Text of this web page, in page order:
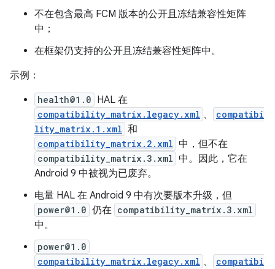
不在包含最高 FCM 版本的公开且冻结兼容性矩阵
中；
在框架仍支持的公开且冻结兼容性矩阵中。
示例：
health@1.0 HAL 在
compatibility_matrix.legacy.xml 、
compatibi
lity_matrix.1.xml 和
compatibility_matrix.2.xml 中，但不在
compatibility_matrix.3.xml 中。因此，它在
Android 9 中被视为已废弃。
电量 HAL 在 Android 9 中有次要版本升级，但
power@1.0 仍在 compatibility_matrix.3.xml
中。
power@1.0
compatibility_matrix.legacy.xml 、
compatibi